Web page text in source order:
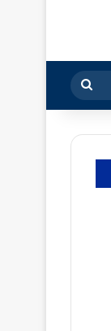
بحث
عن